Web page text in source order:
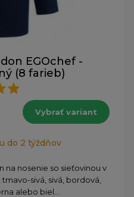
EGOchef -
(8 farieb)
Vybrať variant
do 2 týždňov
na nosenie so sieťovinou v
sivá, sivá, bordová,
alebo biel...